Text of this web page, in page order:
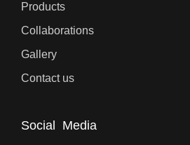
Products
Collaborations
Gallery
Contact us
Social Media